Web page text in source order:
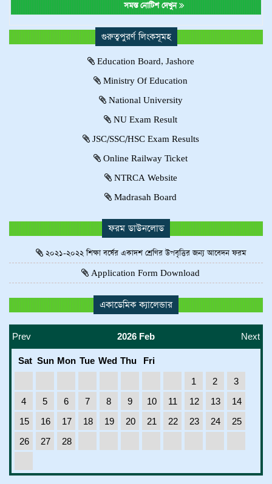
Demo1
Science
Demo3
Humanities
Demo2
Science
1
2024
২০২৩-২৪ শিক্ষাবর্ষের একাদশ শ্রেণীতে ভর্তিকৃত শিক্ষার্থীদের বিষয়/
সমস্ত নোটিশ দেখুন
গুরুত্বপুরর্ণ লিংকসূমহ
Education Board, Jashore
Ministry Of Education
National University
NU Exam Result
JSC/SSC/HSC Exam Results
Online Railway Ticket
NTRCA Website
Madrasah Board
ফরম ডাউনলোড
২০২১-২০২২ শিক্ষা বর্ষের একাদশ শ্রেণির উপবৃত্তির জন্য আবেদন ফরম
Application Form Download
একাডেমিক ক্যালেন্ডার
Prev 2026 Feb Next
Sat Sun Mon Tue Wed Thu
Fri
1
2
3
4
5 6 7 8 9 10 11 12 13
14
15
16 17 18 19 20 21 22 23 24
25
26
27 28